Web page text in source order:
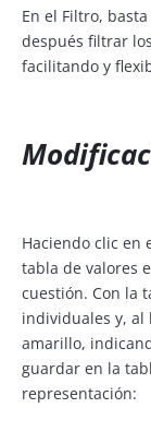
En el Filtro,
después filtrar
facilitando y
Haciendo clic en
tabla de valores
cuestión. Con la
individuales y, al
amarillo,
guardar en la
representación: